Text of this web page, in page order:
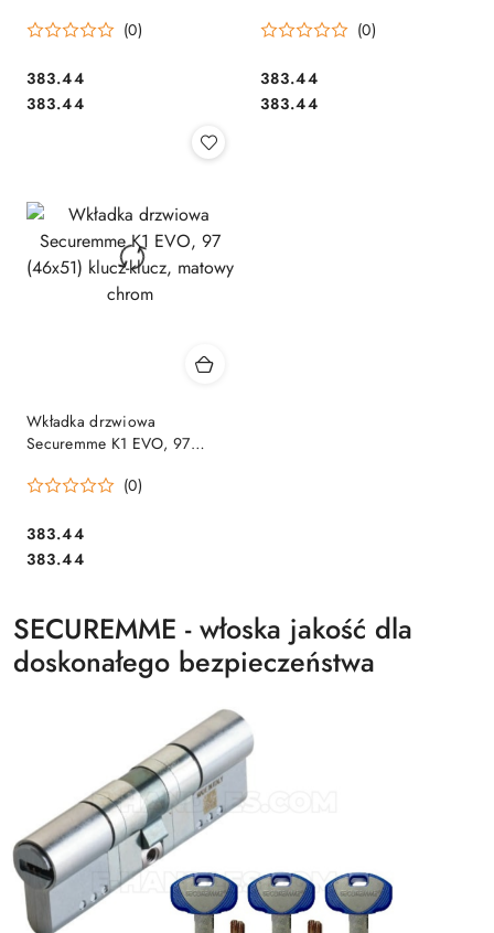
chrom
(0)
Cena:
383.44
Cena:
383.44
chrom
(0)
Cena:
383.44
Cena:
383.44
Wkładka drzwiowa
Securemme K1 EVO, 97
chrom
(0)
Cena:
383.44
Cena:
383.44
SECUREMME - włoska jakość dla
doskonałego bezpieczeństwa